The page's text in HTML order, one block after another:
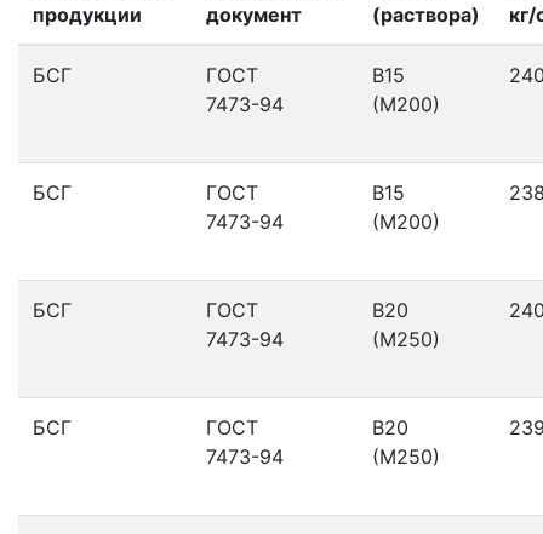
продукции
документ
(раствора)
кг/
БСГ
ГОСТ
7473-94
В15
(М200)
БСГ
ГОСТ
7473-94
В15
(М200)
БСГ
ГОСТ
7473-94
В20
(М250)
БСГ
ГОСТ
7473-94
В20
(М250)